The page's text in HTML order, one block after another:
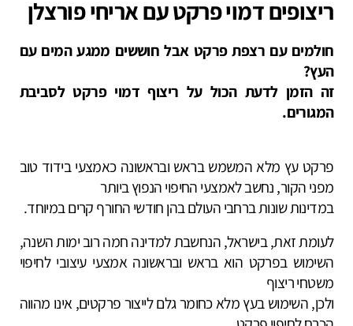
ריצופים דמוי פרקט עם אריחי פורצלן
חולמים עם רצפת פרקט אבל חוששים ממגע המים עם
העץ?
זה הזמן לדעת הכול על ריצוף דמוי פרקט לסביבת
המגורים.
פרקט עץ מלא המשמש בראש ובראשונה כאמצעי בידוד טוב
מפני הקור, נחשב לאמצעי החיפוי הנפוץ ביותר
במדינות שונות ברחבי העולם בהן חודשי החורף קרים במיוחד.
לעומת זאת, בישראל, הנחשבת למדינה חמה רוב ימות השנה,
השימוש בפרקט הוא בראש ובראשונה אמצעי עיצובי לחיפוי
משטחי ריצוף
ולכן, השימוש בעץ מלא כחומר גלם לייצור פרקטים, אינו מהווה